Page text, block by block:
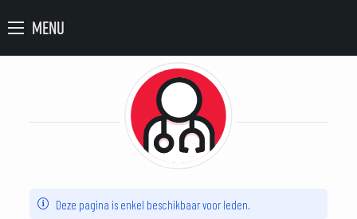
MENU
Deze pagina is enkel beschikbaar voor leden.